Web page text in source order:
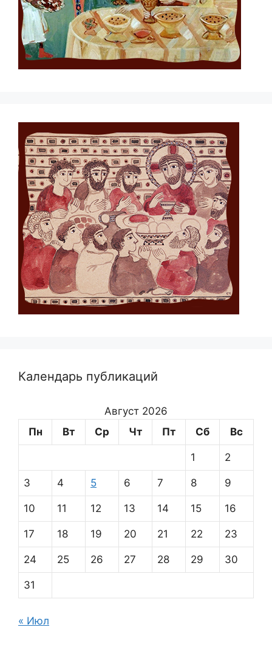
Календарь публикаций
Август 2026
Пн
Вт Ср Чт Пт Сб Вс
1 2
3 4 5 6 7 8 9
10 11 12 13 14 15 16
17 18 19 20 21 22 23
24 25 26 27 28 29 30
31
« Июл